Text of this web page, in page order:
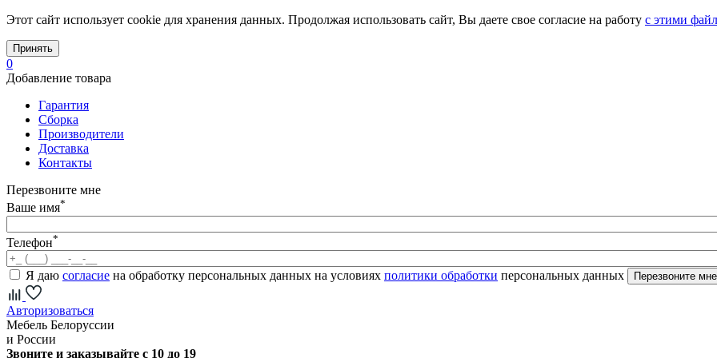
Этот сайт использует cookie для хранения данных. Продолжая использовать сайт, Вы даете свое согласие на работу с этими
Принять
0
Добавление товара
Гарантия
Сборка
Производители
Доставка
Контакты
Перезвоните мне
Ваше имя*
Телефон*
Я даю согласие на обработку персональных данных на условиях политики обработки персональных данных
Авторизоваться
Мебель Белоруссии
и России
Звоните и заказывайте с 10 до 19